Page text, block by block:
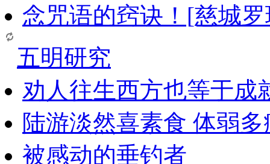
念咒语的窍诀！[慈城
五明研究
劝人往生西方也等于成
陆游淡然喜素食 体弱
被感动的垂钓者